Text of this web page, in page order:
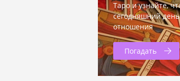
Таро и узнайте,
сегодняшний
отношения
Погадать